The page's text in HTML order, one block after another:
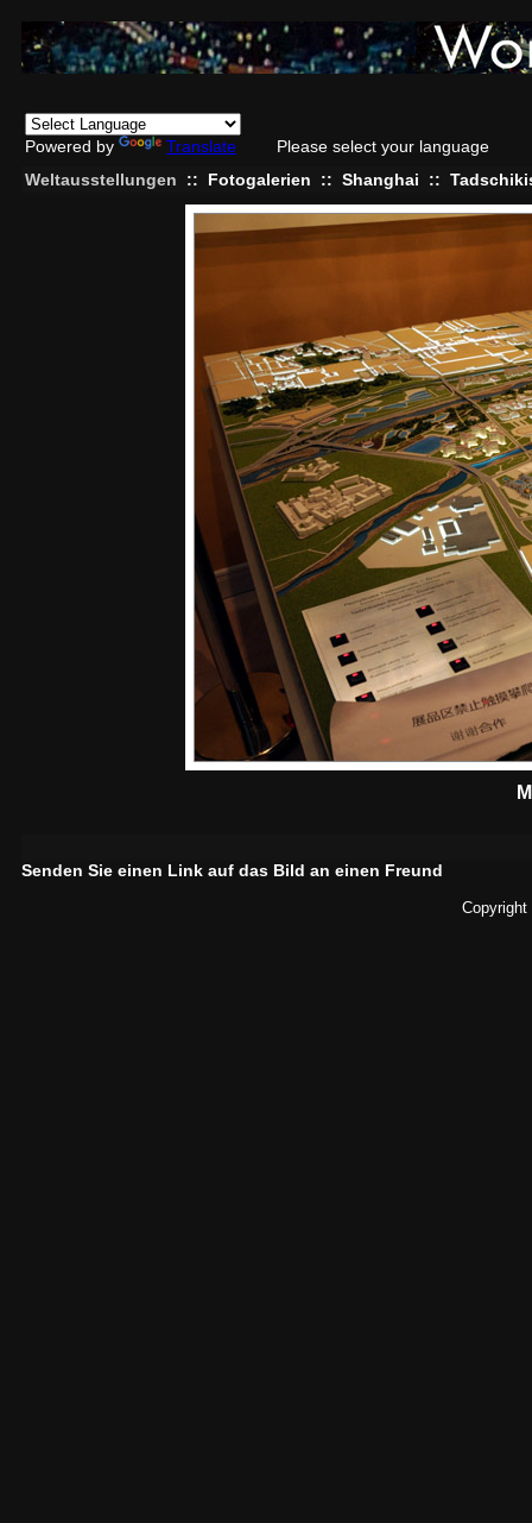
Powered by Translate
Please select your language
Weltausstellungen
:: Fotogalerien :: Shanghai ::
Senden Sie einen Link auf das Bild an einen Freund